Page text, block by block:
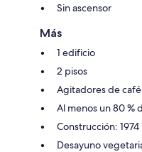
Sin ascensor
Más
1 edificio
2 pisos
Agitadores de
Al menos un 80 %
Construcción: 1974
Desayuno